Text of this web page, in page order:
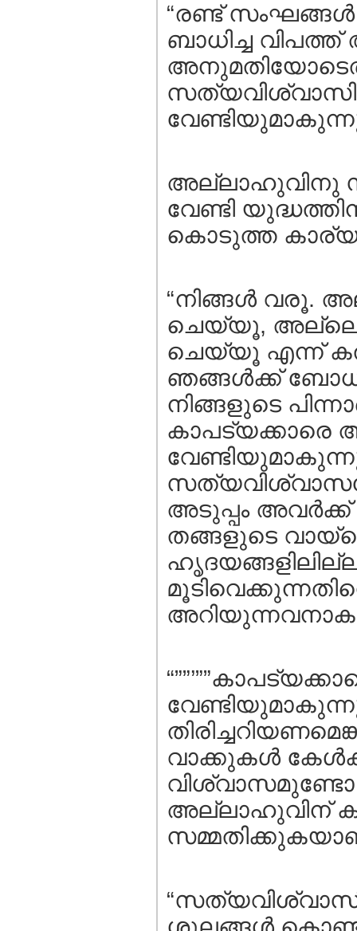
“രണ്ട്‌ സംഘങ്ങള്‍
ബാധിച്ച
അല്ലാഹുവിനു
വേണ്ടി
കൊടുത്ത
“നിങ്ങള്‍ വരൂ.
ചെയ്യൂ,
ചെയ്യൂ എന്ന്‌
ഞങ്ങള്‍ക്ക്‌
നിങ്ങളുടെ
കാപട്യക്കാരെ
അടുപ്പം
തങ്ങളുടെ
വാക്കുകള്‍
അല്ലാഹുവിന്